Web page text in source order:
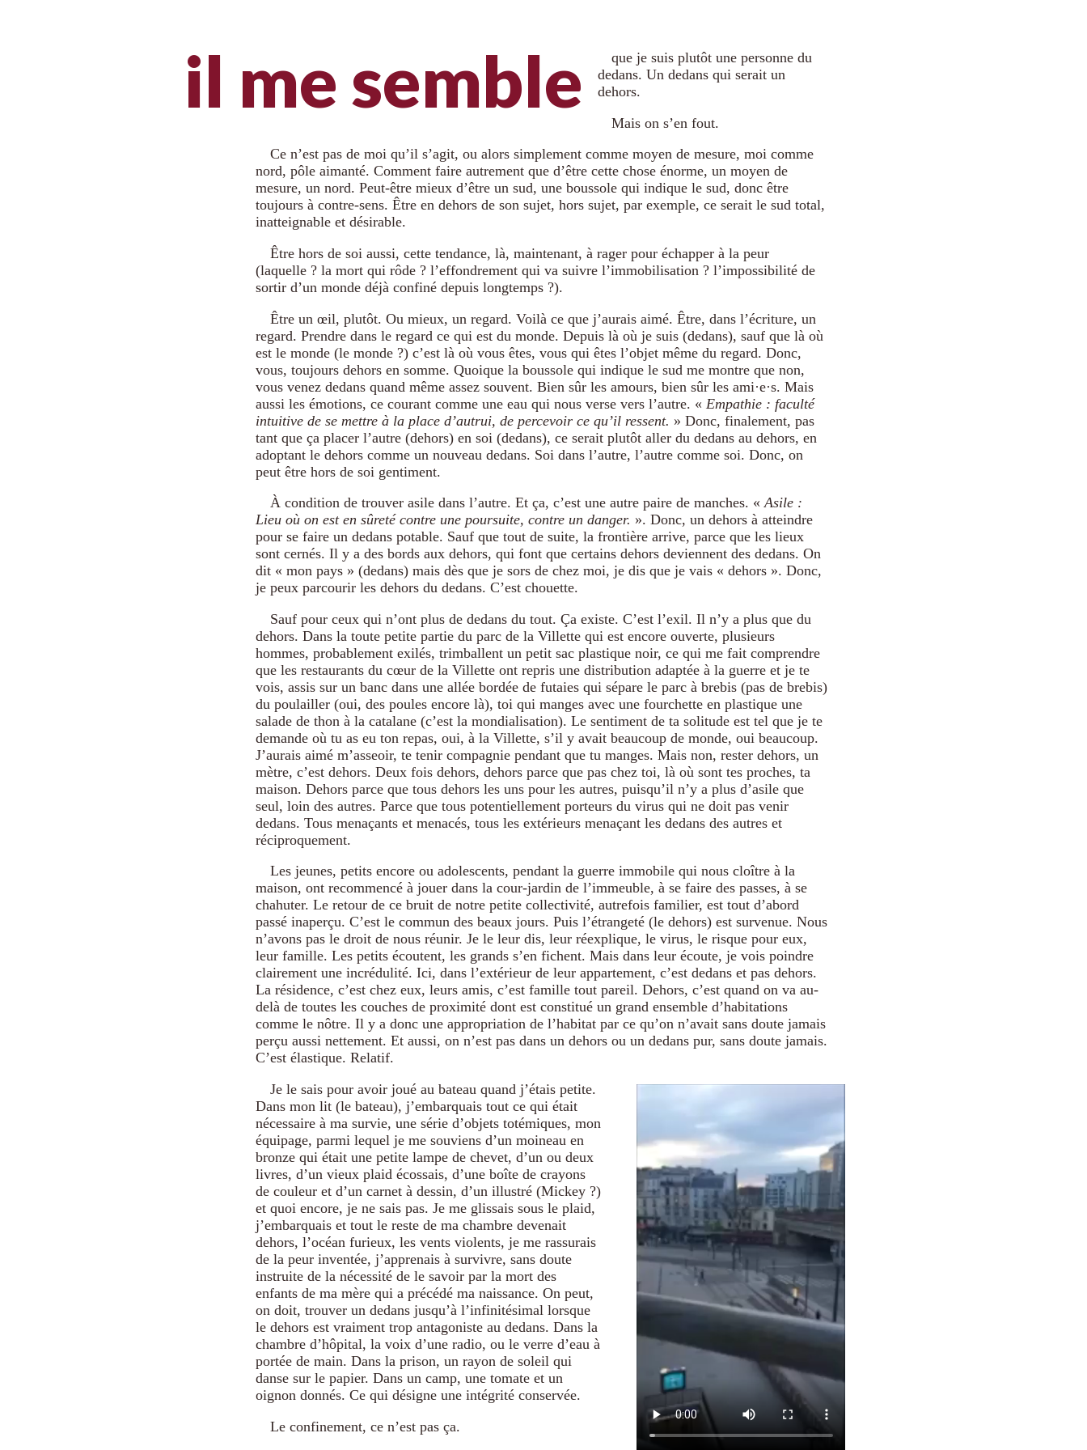
il me semble
que je suis plutôt une personne du
dedans. Un dedans qui serait un
dehors.
Mais on s’en fout.
Ce n’est pas de moi qu’il s’agit, ou alors simplement comme moyen de mesure, moi comme
nord, pôle aimanté. Comment faire autrement que d’être cette chose énorme, un moyen de
mesure, un nord. Peut-être mieux d’être un sud, une boussole qui indique le sud, donc être
toujours à contre-sens. Être en dehors de son sujet, hors sujet, par exemple, ce serait le sud total,
inatteignable et désirable.
Être hors de soi aussi, cette tendance, là, maintenant, à rager pour échapper à la peur
(laquelle ? la mort qui rôde ? l’effondrement qui va suivre l’immobilisation ? l’impossibilité de
sortir d’un monde déjà confiné depuis longtemps ?).
Être un œil, plutôt. Ou mieux, un regard. Voilà ce que j’aurais aimé. Être, dans l’écriture, un
regard. Prendre dans le regard ce qui est du monde. Depuis là où je suis (dedans), sauf que là où
est le monde (le monde ?) c’est là où vous êtes, vous qui êtes l’objet même du regard. Donc,
vous, toujours dehors en somme. Quoique la boussole qui indique le sud me montre que non,
vous venez dedans quand même assez souvent. Bien sûr les amours, bien sûr les ami·e·s. Mais
aussi les émotions, ce courant comme une eau qui nous verse vers l’autre. « Empathie : faculté
intuitive de se mettre à la place d’autrui, de percevoir ce qu’il ressent. » Donc, finalement, pas
tant que ça placer l’autre (dehors) en soi (dedans), ce serait plutôt aller du dedans au dehors, en
adoptant le dehors comme un nouveau dedans. Soi dans l’autre, l’autre comme soi. Donc, on
peut être hors de soi gentiment.
À condition de trouver asile dans l’autre. Et ça, c’est une autre paire de manches. «Asile :
Lieu où on est en sûreté contre une poursuite, contre un danger. ». Donc, un dehors à atteindre
pour se faire un dedans potable. Sauf que tout de suite, la frontière arrive, parce que les lieux
sont cernés. Il y a des bords aux dehors, qui font que certains dehors deviennent des dedans. On
dit « mon pays » (dedans) mais dès que je sors de chez moi, je dis que je vais « dehors ». Donc,
je peux parcourir les dehors du dedans. C’est chouette.
Sauf pour ceux qui n’ont plus de dedans du tout. Ça existe. C’est l’exil. Il n’y a plus que du
dehors. Dans la toute petite partie du parc de la Villette qui est encore ouverte, plusieurs
hommes, probablement exilés, trimballent un petit sac plastique noir, ce qui me fait comprendre
que les restaurants du cœur de la Villette ont repris une distribution adaptée à la guerre et je te
vois, assis sur un banc dans une allée bordée de futaies qui sépare le parc à brebis (pas de brebis)
du poulailler (oui, des poules encore là), toi qui manges avec une fourchette en plastique une
salade de thon à la catalane (c’est la mondialisation). Le sentiment de ta solitude est tel que je te
demande où tu as eu ton repas, oui, à la Villette, s’il y avait beaucoup de monde, oui beaucoup.
J’aurais aimé m’asseoir, te tenir compagnie pendant que tu manges. Mais non, rester dehors, un
mètre, c’est dehors. Deux fois dehors, dehors parce que pas chez toi, là où sont tes proches, ta
maison. Dehors parce que tous dehors les uns pour les autres, puisqu’il n’y a plus d’asile que
seul, loin des autres. Parce que tous potentiellement porteurs du virus qui ne doit pas venir
dedans. Tous menaçants et menacés, tous les extérieurs menaçant les dedans des autres et
réciproquement.
Les jeunes, petits encore ou adolescents, pendant la guerre immobile qui nous cloître à la
maison, ont recommencé à jouer dans la cour-jardin de l’immeuble, à se faire des passes, à se
chahuter. Le retour de ce bruit de notre petite collectivité, autrefois familier, est tout d’abord
passé inaperçu. C’est le commun des beaux jours. Puis l’étrangeté (le dehors) est survenue. Nous
n’avons pas le droit de nous réunir. Je le leur dis, leur réexplique, le virus, le risque pour eux,
leur famille. Les petits écoutent, les grands s’en fichent. Mais dans leur écoute, je vois poindre
clairement une incrédulité. Ici, dans l’extérieur de leur appartement, c’est dedans et pas dehors.
La résidence, c’est chez eux, leurs amis, c’est famille tout pareil. Dehors, c’est quand on va au-
delà de toutes les couches de proximité dont est constitué un grand ensemble d’habitations
comme le nôtre. Il y a donc une appropriation de l’habitat par ce qu’on n’avait sans doute jamais
perçu aussi nettement. Et aussi, on n’est pas dans un dehors ou un dedans pur, sans doute jamais.
C’est élastique. Relatif.
Je le sais pour avoir joué au bateau quand j’étais petite.
Dans mon lit (le bateau), j’embarquais tout ce qui était
nécessaire à ma survie, une série d’objets totémiques, mon
équipage, parmi lequel je me souviens d’un moineau en
bronze qui était une petite lampe de chevet, d’un ou deux
livres, d’un vieux plaid écossais, d’une boîte de crayons
de couleur et d’un carnet à dessin, d’un illustré (Mickey ?)
et quoi encore, je ne sais pas. Je me glissais sous le plaid,
j’embarquais et tout le reste de ma chambre devenait
dehors, l’océan furieux, les vents violents, je me rassurais
de la peur inventée, j’apprenais à survivre, sans doute
instruite de la nécessité de le savoir par la mort des
enfants de ma mère qui a précédé ma naissance. On peut,
on doit, trouver un dedans jusqu’à l’infinitésimal lorsque
le dehors est vraiment trop antagoniste au dedans. Dans la
chambre d’hôpital, la voix d’une radio, ou le verre d’eau à
portée de main. Dans la prison, un rayon de soleil qui
danse sur le papier. Dans un camp, une tomate et un
oignon donnés. Ce qui désigne une intégrité conservée.
Le confinement, ce n’est pas ça.